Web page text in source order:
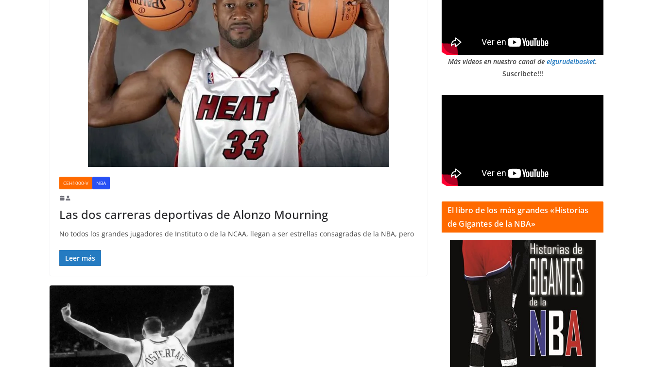
CEH1000-V NBA
Las dos carreras deportivas de Alonzo Mourning
No todos los grandes jugadores de Instituto o de la NCAA, llegan a ser estrellas consagradas de la NBA, pero
Leer más
Más vídeos en nuestro canal de elgurudelbasket.
Suscríbete!!!
El libro de los más grandes «Historias
de Gigantes de la NBA»